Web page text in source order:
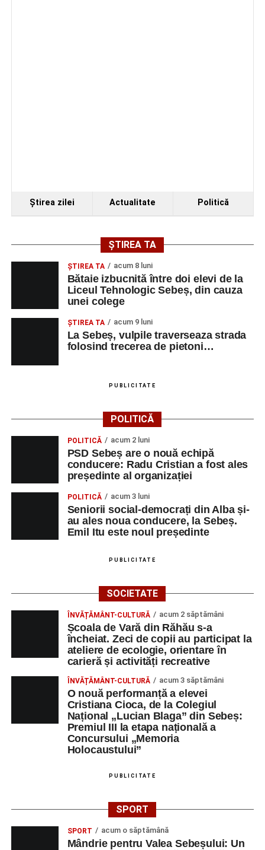
Ştirea zilei Actualitate Politică
ȘTIREA TA
ŞTIREA TA acum 8 luni
Bătaie izbucnită între doi elevi de la
Liceul Tehnologic Sebeș, din cauza
unei colege
ŞTIREA TA acum 9 luni
La Sebeș, vulpile traverseaza strada
folosind trecerea de pietoni…
PUBLICITATE
POLITICĂ
POLITICĂ acum 2 luni
PSD Sebeș are o nouă echipă
conducere: Radu Cristian a fost ales
președinte al organizației
POLITICĂ acum 3 luni
Seniorii social-democrați din Alba și-
au ales noua conducere, la Sebeș.
Emil Itu este noul președinte
PUBLICITATE
SOCIETATE
ÎNVĂȚĂMÂNT-CULTURĂ acum 2 săptămâni
Școala de Vară din Răhău s-a
încheiat. Zeci de copii au participat la
ateliere de ecologie, orientare în
carieră și activități recreative
ÎNVĂȚĂMÂNT-CULTURĂ acum 3 săptămâni
O nouă performanță a elevei
Cristiana Cioca, de la Colegiul
Național „Lucian Blaga” din Sebeș:
Premiul III la etapa națională a
Concursului „Memoria
Holocaustului”
PUBLICITATE
SPORT
SPORT acum o săptămână
Mândrie pentru Valea Sebeșului: Un